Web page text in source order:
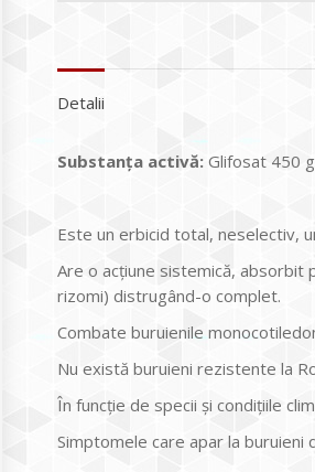
Detalii
Substanţa activă: Glifosat 450
Este un erbicid total, neselectiv,
Are o acţiune sistemică, absorbit
rizomi) distrugând-o complet.
Combate buruienile
Nu există buruieni rezistente la
În funcţie de specii şi condițiile
Simptomele care apar la buruieni